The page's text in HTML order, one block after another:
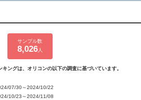
サンプル数
8,026人
ングは、オリコンの以下の調査に基づいています。
07/30～2024/10/22
10/23～2024/11/08